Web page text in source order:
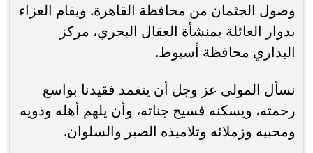
وصول الجثمان من محافظة القاهرة. ويقام العزاء
بدوار العائلة بمنشأة العقال البحري، مركز
البداري محافظة أسيوط.
نسأل المولى عز وجل أن يتغمد فقيدنا بواسع
رحمته، ويسكنه فسيح جناته، وأن يلهم أهله وذويه
ومحبيه وزملائه وتلاميذه الصبر والسلوان.